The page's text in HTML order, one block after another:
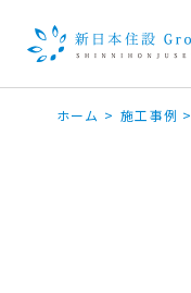
ホーム > 施工事例 >